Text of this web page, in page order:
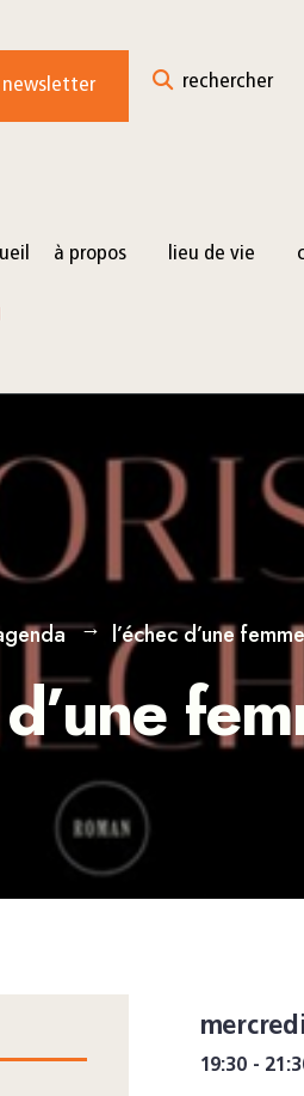
newsletter rechercher
à propos lieu de vie
l’échec d’une
d’une
19:30 -